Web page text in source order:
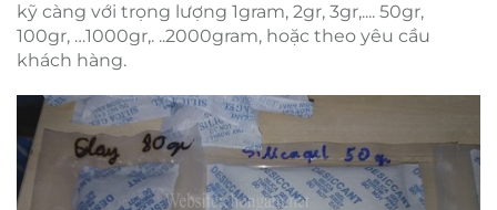
kỹ càng với trọng lượng 1gram, 2gr, 3gr,.... 50gr,
100gr, …1000gr,. ..2000gram, hoặc theo yêu cầu
khách hàng.